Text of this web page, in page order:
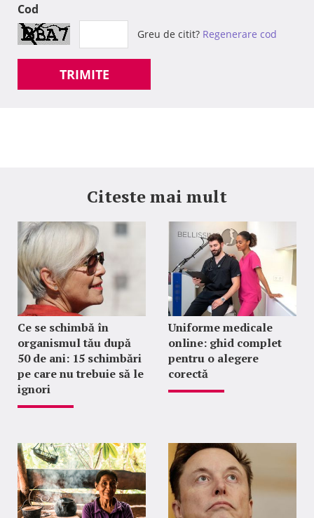
Cod
Greu de citit? Regenerare cod
TRIMITE
Citeste mai mult
Ce se schimbă în
organismul tău după
50 de ani: 15 schimbări
pe care nu trebuie să le
ignori
Uniforme medicale
online: ghid complet
pentru o alegere
corectă